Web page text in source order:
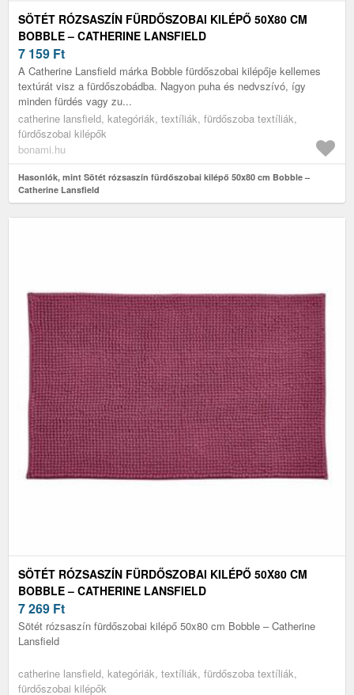
SÖTÉT RÓZSASZÍN FÜRDŐSZOBAI KILÉPŐ 50X80 CM
BOBBLE – CATHERINE LANSFIELD
7 159 Ft
A Catherine Lansfield márka Bobble fürdőszobai kilépője kellemes
textúrát visz a fürdőszobádba. Nagyon puha és nedvszívó, így
minden fürdés vagy zu...
catherine lansfield, kategóriák, textíliák, fürdőszoba textíliák,
fürdőszobai kilépők
bonami.hu
Hasonlók, mint Sötét rózsaszín fürdőszobai kilépő 50x80 cm Bobble –
Catherine Lansfield
SÖTÉT RÓZSASZÍN FÜRDŐSZOBAI KILÉPŐ 50X80 CM
BOBBLE – CATHERINE LANSFIELD
7 269 Ft
Sötét rózsaszín fürdőszobai kilépő 50x80 cm Bobble – Catherine
Lansfield
catherine lansfield, kategóriák, textíliák, fürdőszoba textíliák,
fürdőszobai kilépők